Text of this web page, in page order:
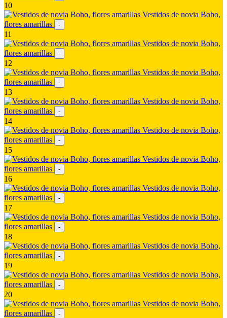
10
Vestidos de novia Boho,
flores amarillas
-
11
Vestidos de novia Boho,
flores amarillas
-
12
Vestidos de novia Boho,
flores amarillas
-
13
Vestidos de novia Boho,
flores amarillas
-
14
Vestidos de novia Boho,
flores amarillas
-
15
Vestidos de novia Boho,
flores amarillas
-
16
Vestidos de novia Boho,
flores amarillas
-
17
Vestidos de novia Boho,
flores amarillas
-
18
Vestidos de novia Boho,
flores amarillas
-
19
Vestidos de novia Boho,
flores amarillas
-
20
Vestidos de novia Boho,
flores amarillas
-